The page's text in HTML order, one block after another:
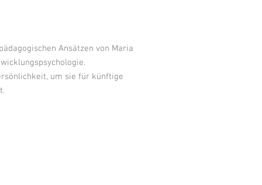
Ansätzen von Maria
um sie für künftige